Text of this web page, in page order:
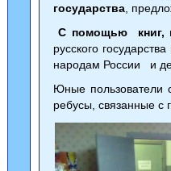
государства,
С помощью книг,
русского
народам России и
Юные пользователи
ребусы, связанные с